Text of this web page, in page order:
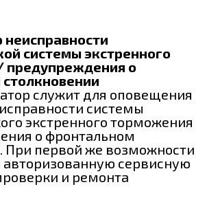
неисправности
системы экстренного
о
служит для оповещения
системы
экстренного торможения
о фронтальном
При первой же возможности
авторизованную сервисную
и ремонта